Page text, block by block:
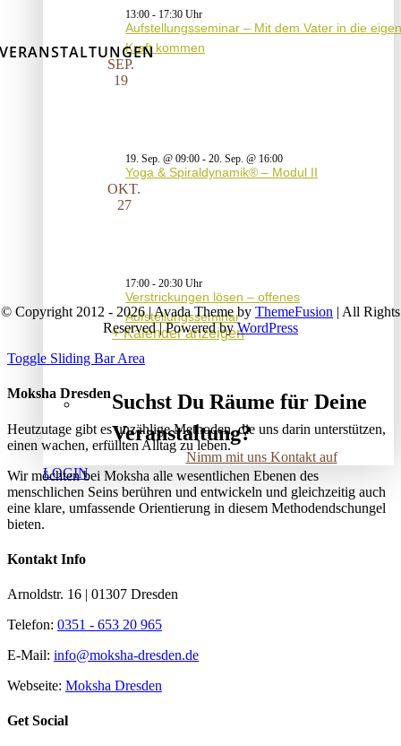
13:00 - 17:30
Aufstellungsseminar – Mit dem Vater in die
Kraft kommen
SEP.
19
19. Sep. @ 09:00 - 20. Sep. @ 16:00
Yoga & Spiraldynamik® – Modul II
OKT.
27
17:00 - 20:30
Verstrickungen lösen – offenes
Aufstellungsseminar
Kalender anzeigen
Suchst Du Räume für Deine
Veranstaltung?
Nimm mit uns Kontakt auf
LOGIN
VERANSTALTUNGEN
© Copyright 2012 - 2026 | Avada Theme by ThemeFusion | All Rights
Reserved | Powered byWordPress
Toggle Sliding Bar Area
Moksha Dresden
Heutzutage gibt es unzählige Methoden, die uns darin unterstützen,
einen wachen, erfüllten Alltag zu leben.
Wir möchten bei Moksha alle wesent­lichen Ebenen des
menschlichen Seins berühren und entwickeln und gleichzeitig auch
eine klare, umfassende Orientierung in diesem Methodendschungel
bieten.
Kontakt Info
Arnoldstr. 16 | 01307 Dresden
Telefon: 0351 - 653 20 965
E-Mail: info@moksha-dresden.de
Webseite: Moksha Dresden
Get Social